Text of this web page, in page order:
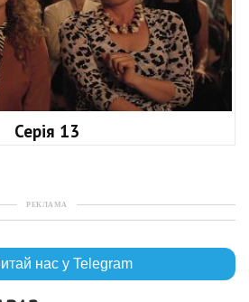
Серія 13
РЕКЛАМА
нас у Telegram